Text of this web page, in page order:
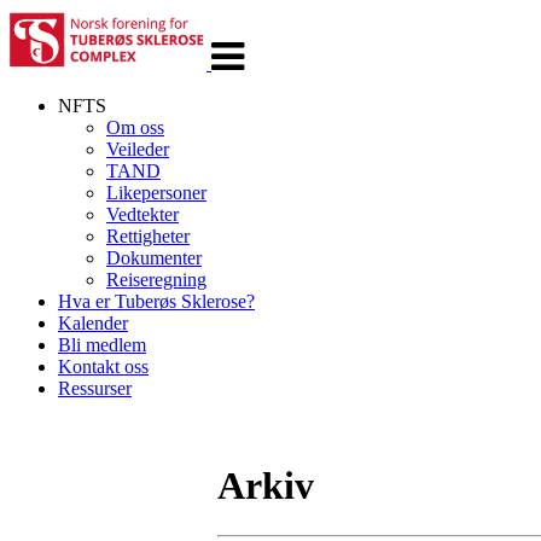
navigasjon
NFTS
Om oss
Veileder
TAND
Likepersoner
Vedtekter
Rettigheter
Dokumenter
Reiseregning
Hva er Tuberøs Sklerose?
Kalender
Bli medlem
Kontakt oss
Ressurser
Arkiv